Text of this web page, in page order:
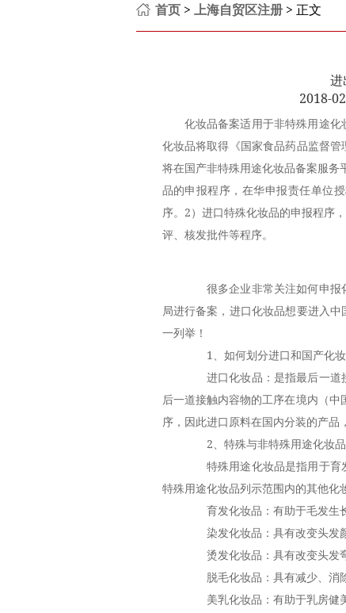
首页 > 上海自贸区注册 > 正文
进
2018-
化妆品备案适用于非特殊用途
化妆品将取得《国家食品药品监督
将在国产非特殊用途化妆品备案服
品的申报程序，在华申报责任单位
序。2）进口特殊化妆品的申报程序
评、核发批件等程序。
很多企业非常关注如何申报
局进行备案，进口化妆品想要进入
一列举！
1、如何划分进口和国产化妆
进口化妆品：是指最后一道
后一道接触内容物的工序在境内（
序，因此进口原料在国内分装的产品
2、特殊与非特殊用途化妆品
特殊用途化妆品是指用于育
特殊用途化妆品列示范围内的其他化
育发化妆品：有助于毛发生长
染发化妆品：具有改变头发颜
烫发化妆品：具有改变头发弯
脱毛化妆品：具有减少、消除
美乳化妆品：有助于乳房健美